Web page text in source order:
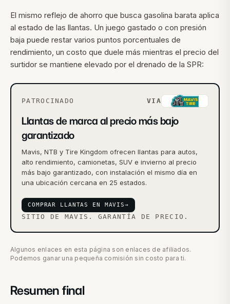
El mismo reflejo de ahorro que busca gasolina barata aplica
al estado de las llantas. Un juego gastado o con presión
baja puede restar varios puntos porcentuales de
rendimiento, un costo que duele más mientras el precio del
surtidor se mantiene elevado por el drenado de la SPR:
PATROCINADO VIA
Llantas de marca al precio más bajo
garantizado
Mavis, NTB y Tire Kingdom ofrecen llantas para autos,
alto rendimiento, camionetas, SUV e invierno al precio
más bajo garantizado, con instalación el mismo día en
una ubicación cercana en 25 estados.
COMPRAR LLANTAS EN MAVIS→
SITIO DE MAVIS. GARANTÍA DE PRECIO.
Algunos enlaces en esta página son enlaces de afiliados.
Podemos ganar una pequeña comisión sin costo para ti.
Resumen final